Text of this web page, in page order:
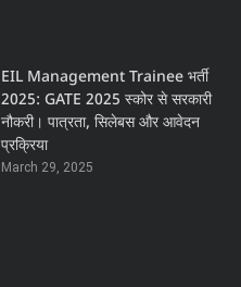
EIL Management Trainee भर्ती
2025: GATE 2025 स्कोर से सरकारी
नौकरी। पात्रता, सिलेबस और आवेदन
प्रक्रिया
March 29, 2025